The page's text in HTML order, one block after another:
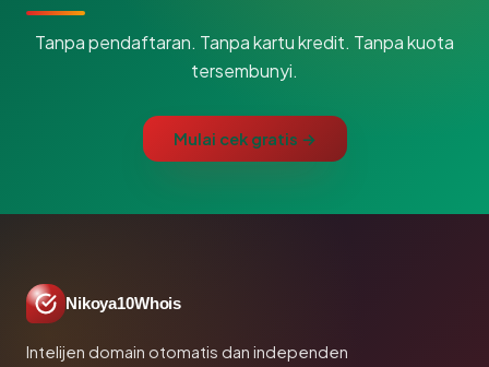
Tanpa pendaftaran. Tanpa kartu kredit. Tanpa kuota
tersembunyi.
Mulai cek gratis →
Nikoya10Whois
Intelijen domain otomatis dan independen